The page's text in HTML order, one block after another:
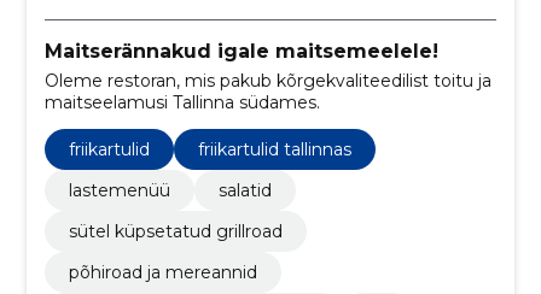
Maitserännakud igale maitsemeelele!
Oleme restoran, mis pakub kõrgekvaliteedilist toitu ja
maitseelamusi Tallinna südames.
friikartulid
friikartulid tallinnas
lastemenüü
salatid
sütel küpsetatud grillroad
põhiroad ja mereannid